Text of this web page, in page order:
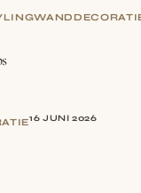
16 JUNI 2026